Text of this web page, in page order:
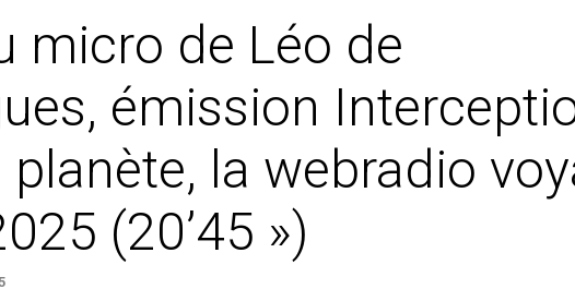
micro de Léo de
émission
la webradio
(20’45 »)